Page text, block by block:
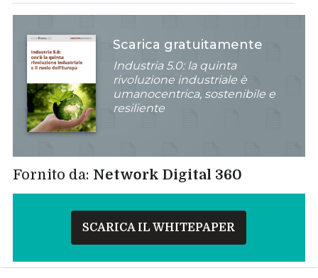
Scarica gratuitamente
Industria 5.0: la quinta
rivoluzione industriale è
umanocentrica, sostenibile e
resiliente
Fornito da: Network Digital 360
SCARICA IL WHITEPAPER